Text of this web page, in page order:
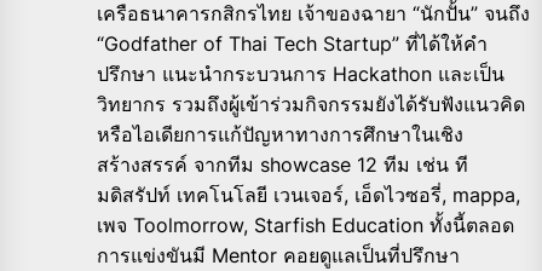
เครือธนาคารกสิกรไทย เจ้าของฉายา “นักปั้น” จนถึง
“Godfather of Thai Tech Startup” ที่ได้ให้คำ
ปรึกษา แนะนำกระบวนการ Hackathon และเป็น
วิทยากร รวมถึงผู้เข้าร่วมกิจกรรมยังได้รับฟังแนวคิด
หรือไอเดียการแก้ปัญหาทางการศึกษาในเชิง
สร้างสรรค์ จากทีม showcase 12 ทีม เช่น ที
มดิสรัปท์ เทคโนโลยี เวนเจอร์, เอ็ดไวซอรี่, mappa,
เพจ Toolmorrow, Starfish Education ทั้งนี้ตลอด
การแข่งขันมี Mentor คอยดูแลเป็นที่ปรึกษา